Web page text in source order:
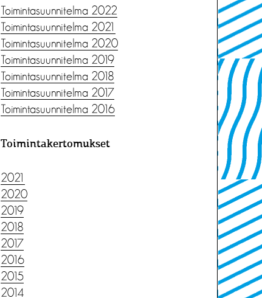
Toimintasuunnitelma 2022
Toimintasuunnitelma 2021
Toimintasuunnitelma 2020
Toimintasuunnitelma 2019
Toimintasuunnitelma 2018
Toimintasuunnitelma 2017
Toimintasuunnitelma 2016
Toimintakertomukset
2021
2020
2019
2018
2017
2016
2015
2014